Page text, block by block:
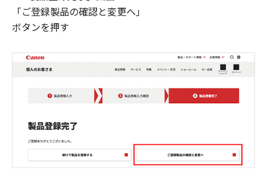
「ご登録製品の確認と変更へ」
ボタンを押す